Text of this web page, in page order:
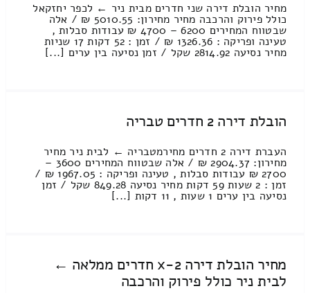
מחיר הובלת דירה שני חדרים מבית ניר ← לכפר יחזקאל
כולל פירוק והרכבה מחיר מחירון: 5010.55 ₪ / אלה
שבטווח המחירים 6200 – 4700 ₪ עבודות סבלות ,
טעינה ופריקה : 1326.36 ₪ / זמן : 52 דקות 17 שניות
מחיר נסיעה 2814.92 שקל / זמן נסיעה בין ערים [...]
הובלת דירה 2 חדרים טבריה
העברת דירה 2 חדרים מחירמטבריה ← לבית ניר מחיר
מחירון: 2904.37 ₪ / אלה שבטווח המחירים 3600 –
2700 ₪ עבודות סבלות , טעינה ופריקה : 1967.05 ₪ /
זמן : 2 שעות 59 דקות מחיר נסיעה 849.28 שקל / זמן
נסיעה בין ערים 1 שעות , 11 דקות [...]
מחיר הובלת דירה 2-x חדרים ממלאה ←
לבית ניר כולל פירוק והרכבה